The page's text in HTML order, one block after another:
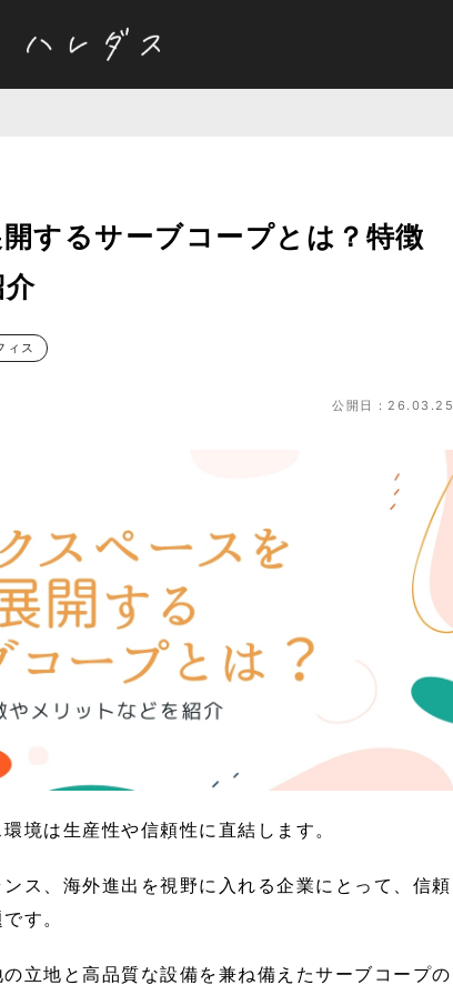
するサーブコープとは？特徴
ィス
公開日：26.03.25
境は生産性や信頼性に直結します。
ス、海外進出を視野に入れる企業にとって、信頼
す。
立地と高品質な設備を兼ね備えたサーブコープの